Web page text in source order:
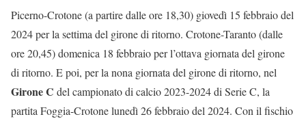
Picerno-Crotone (a partire dalle ore 18,30) giovedì 15 febbraio del
2024 per la settima del girone di ritorno. Crotone-Taranto (dalle
ore 20,45) domenica 18 febbraio per l’ottava giornata del girone
di ritorno. E poi, per la nona giornata del girone di ritorno, nel
Girone C del campionato di calcio 2023-2024 di Serie C, la
partita Foggia-Crotone lunedì 26 febbraio del 2024. Con il fischio